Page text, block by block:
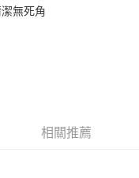
每月結算日後寄送繳費提
台灣大直營門市／銀行轉
單繳交帳款。
轉至「AFTEE先享後付」
結帳。
無死角
相關推薦